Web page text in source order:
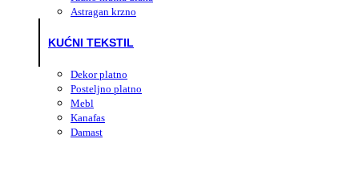
Astragan krzno
KUĆNI TEKSTIL
Dekor platno
Posteljno platno
Mebl
Kanafas
Damast